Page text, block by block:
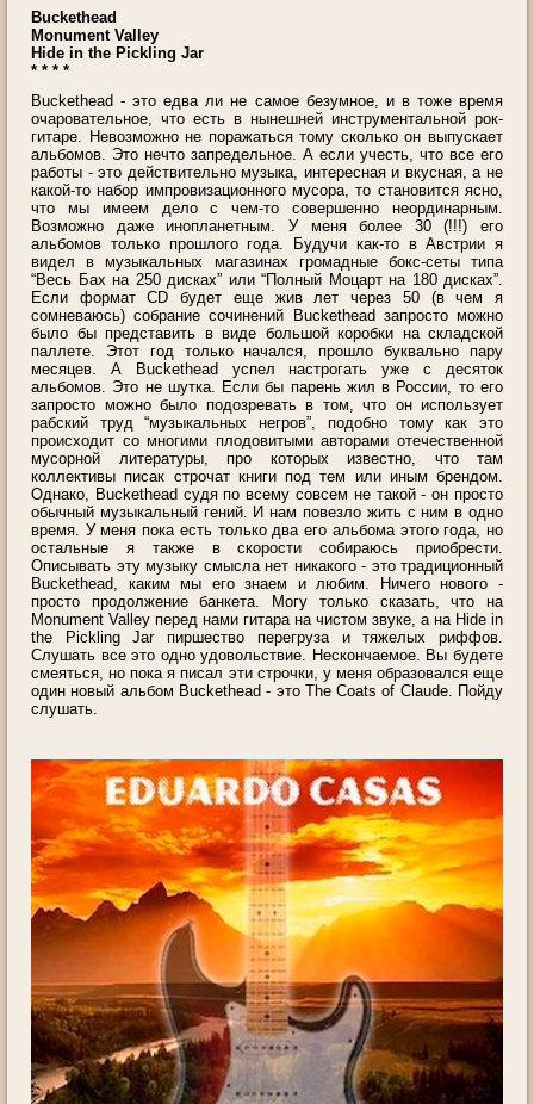
Buckethead
Monument Valley
Hide in the Pickling Jar
* * * *
Buckethead - это едва ли не самое безумное, и в тоже время
очаровательное, что есть в нынешней инструментальной рок-
гитаре. Невозможно не поражаться тому сколько он выпускает
альбомов. Это нечто запредельное. А если учесть, что все его
работы - это действительно музыка, интересная и вкусная, а не
какой-то набор импровизационного мусора, то становится ясно,
что мы имеем дело с чем-то совершенно неординарным.
Возможно даже инопланетным. У меня более 30 (!!!) его
альбомов только прошлого года. Будучи как-то в Австрии я
видел в музыкальных магазинах громадные бокс-сеты типа
“Весь Бах на 250 дисках” или “Полный Моцарт на 180 дисках”.
Если формат CD будет еще жив лет через 50 (в чем я
сомневаюсь) собрание сочинений Buckethead запросто можно
было бы представить в виде большой коробки на складской
паллете. Этот год только начался, прошло буквально пару
месяцев. А Buckethead успел настрогать уже с десяток
альбомов. Это не шутка. Если бы парень жил в России, то его
запросто можно было подозревать в том, что он использует
рабский труд “музыкальных негров”, подобно тому как это
происходит со многими плодовитыми авторами отечественной
мусорной литературы, про которых известно, что там
коллективы писак строчат книги под тем или иным брендом.
Однако, Buckethead судя по всему совсем не такой - он просто
обычный музыкальный гений. И нам повезло жить с ним в одно
время. У меня пока есть только два его альбома этого года, но
остальные я также в скорости собираюсь приобрести.
Описывать эту музыку смысла нет никакого - это традиционный
Buckethead, каким мы его знаем и любим. Ничего нового -
просто продолжение банкета. Могу только сказать, что на
Monument Valley перед нами гитара на чистом звуке, а на Hide in
the Pickling Jar пиршество перегруза и тяжелых риффов.
Слушать все это одно удовольствие. Нескончаемое. Вы будете
смеяться, но пока я писал эти строчки, у меня образовался еще
один новый альбом Buckethead - это The Coats of Claude. Пойду
слушать.